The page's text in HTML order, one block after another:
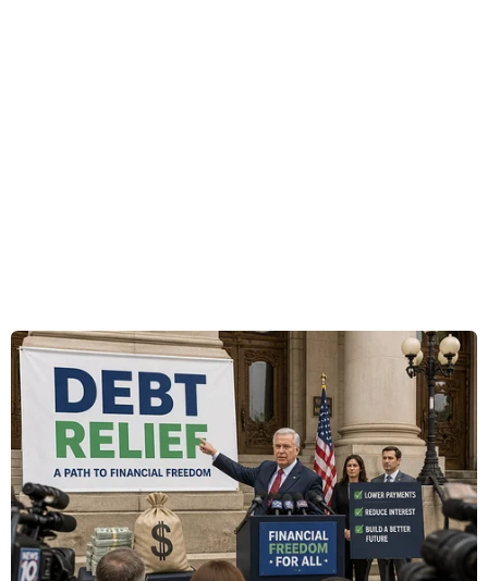
Ông Sullivan nhấn mạnh Mỹ sẽ không để vấn
đề này kéo dài và ưu tiên của chính quyền hiện
nay là đưa công dân Mỹ trở về nước an toàn.
Trong khi đó, về phía Iran, người phát ngôn của
của Bộ Ngoại giao Saeed Khatibzadeh cùng ngày
khẳng định Washington và Tehran chưa đối
thoại trực tiếp trong bất kỳ lĩnh vực nào.